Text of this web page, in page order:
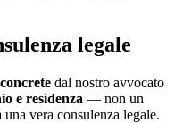
legale
dal nostro avvocato
e residenza — non un
vera consulenza legale.